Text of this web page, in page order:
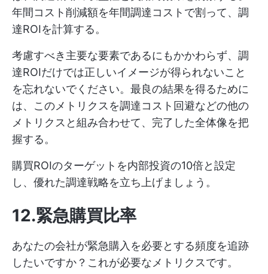
年間コスト削減額を年間調達コストで割って、調
達ROIを計算する。
考慮すべき主要な要素であるにもかかわらず、調
達ROIだけでは正しいイメージが得られないこと
を忘れないでください。最良の結果を得るために
は、このメトリクスを調達コスト回避などの他の
メトリクスと組み合わせて、完了した全体像を把
握する。
購買ROIのターゲットを内部投資の10倍と設定
し、優れた調達戦略を立ち上げましょう。
12.緊急購買比率
あなたの会社が緊急購入を必要とする頻度を追跡
したいですか？これが必要なメトリクスです。